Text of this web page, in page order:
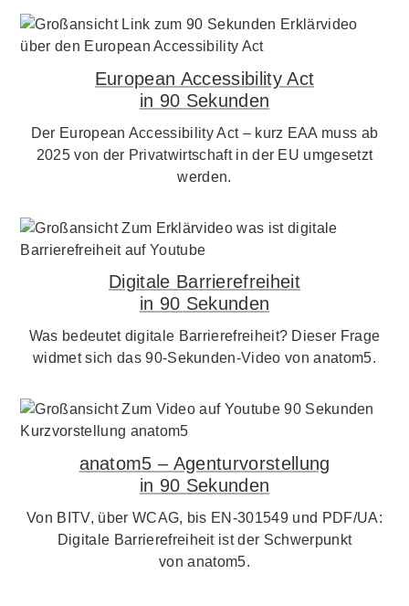
European Accessibility Act
in 90 Sekunden
Der European Accessibility Act – kurz EAA muss ab
2025 von der Privatwirtschaft in der EU umgesetzt
werden.
Digitale Barrierefreiheit
in 90 Sekunden
Was bedeutet digitale Barrierefreiheit? Dieser Frage
widmet sich das 90-Sekunden-Video von anatom5.
anatom5 – Agenturvorstellung
in 90 Sekunden
Von BITV, über WCAG, bis EN-301549 und PDF/UA:
Digitale Barrierefreiheit ist der Schwerpunkt
von anatom5.